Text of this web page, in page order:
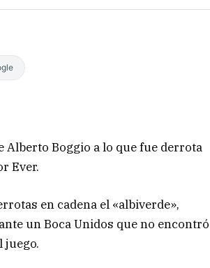
Alberto Boggio a lo que fue derrota
Ever.
en cadena el «albiverde»,
un Boca Unidos que no encontró
juego.